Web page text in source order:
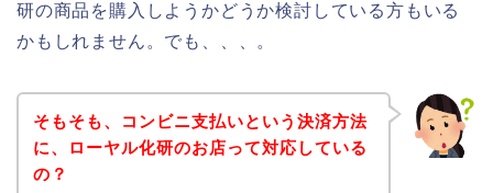
研の商品を購入しようかどうか検討している方もいる
かもしれません。でも、、、。
そもそも、コンビニ支払いという決済方法
に、ローヤル化研のお店って対応している
の？